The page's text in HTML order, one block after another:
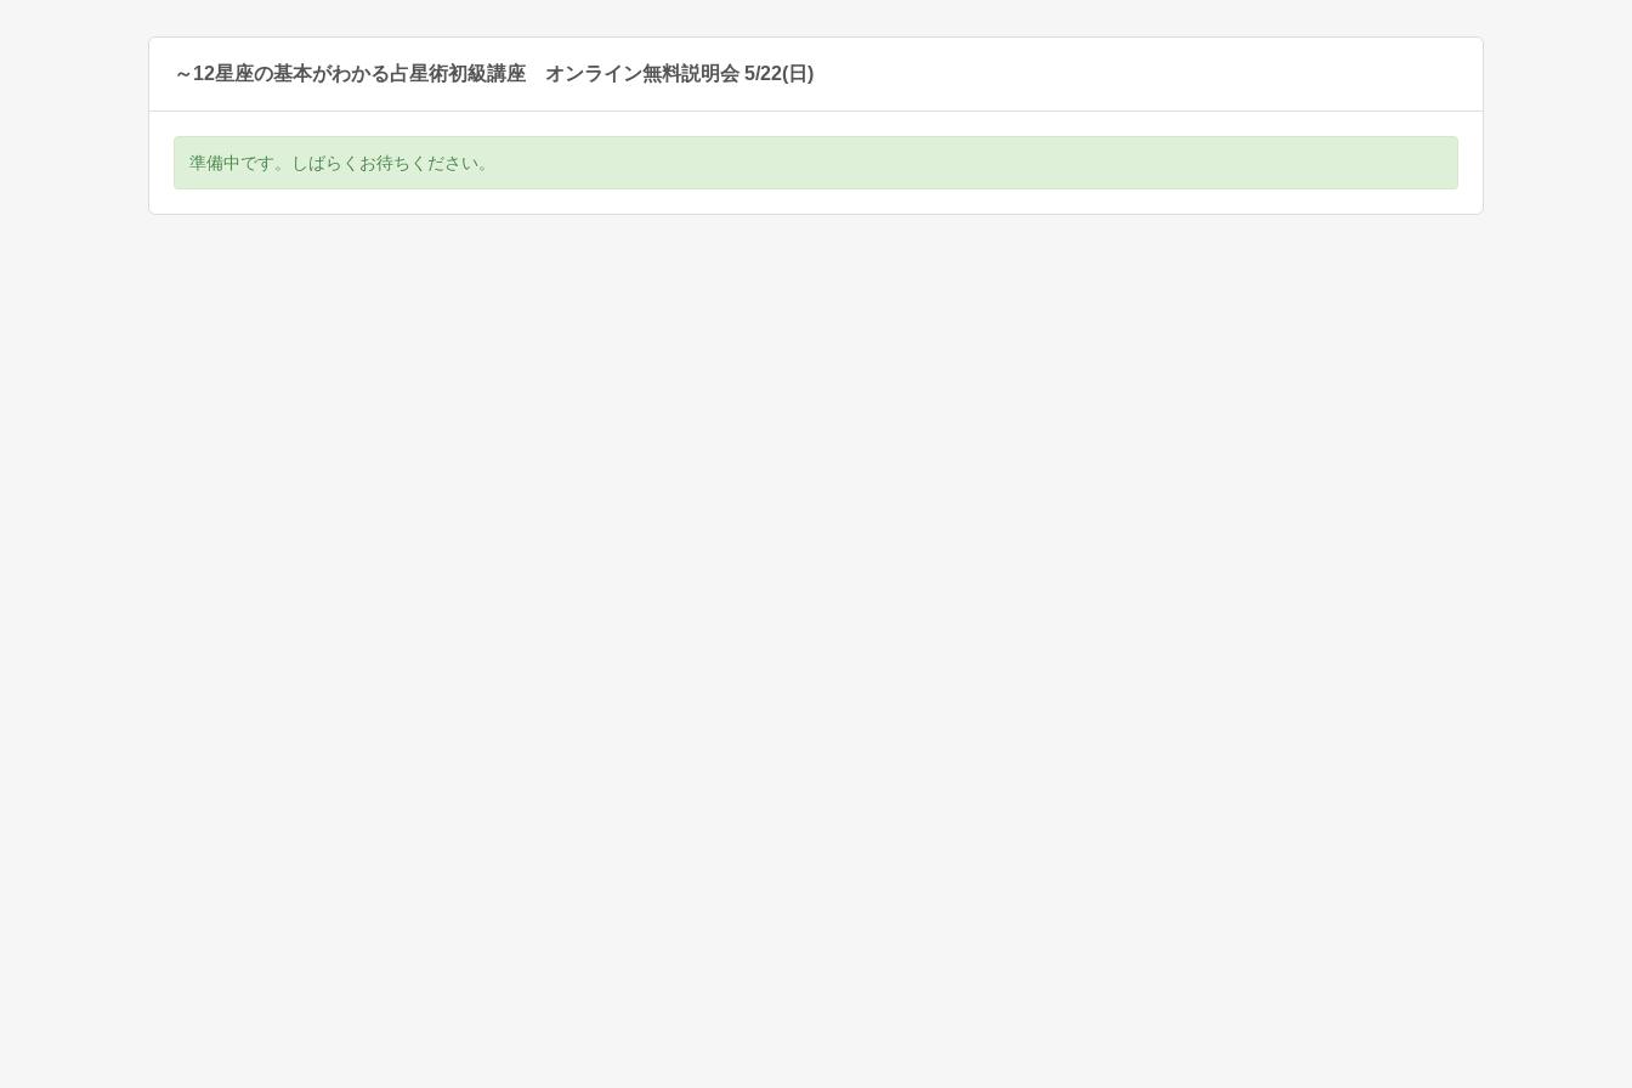
～12星座の基本がわかる占星術初級講座 オンライン無料説明会 5/22(日)
準備中です。しばらくお待ちください。